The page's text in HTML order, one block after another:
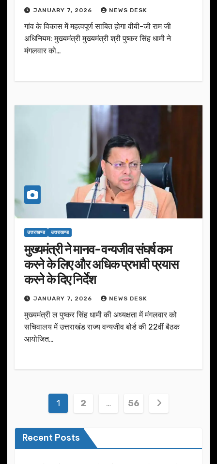
JANUARY 7, 2026 NEWS DESK
गांव के विकास में महत्वपूर्ण साबित होगा वीबी-जी राम जी
अधिनियम: मुख्यमंत्री मुख्यमंत्री श्री पुष्कर सिंह धामी ने
मंगलवार को…
उत्तराखण्ड उत्तराखण्ड
मुख्यमंत्री ने मानव-वन्यजीव संघर्ष कम
करने के लिए और अधिक प्रभावी प्रयास
करने के दिए निर्देश
JANUARY 7, 2026 NEWS DESK
मुख्यमंत्री ल पुष्कर सिंह धामी की अध्यक्षता में मंगलवार को
सचिवालय में उत्तराखंड राज्य वन्यजीव बोर्ड की 22वीं बैठक
आयोजित…
Posts
pagination
1 2 … 56
Recent Posts